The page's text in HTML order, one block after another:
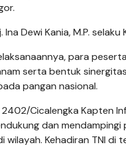
Ina Dewi Kania, M.P.
para
serta bentuk
pangan nasional.
Cicalengka Kapten
dan
wilayah. Kehadiran TNI